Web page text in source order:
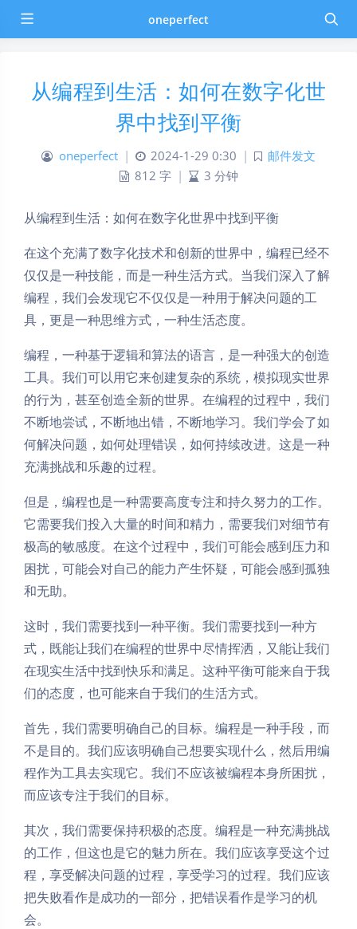
oneperfect
从编程到生活：如何在数字化世
界中找到平衡
oneperfect | 2024-1-29 0:30 |
邮件发文
812 字 | 3 分钟
从编程到生活：如何在数字化世界中找到平衡
在这个充满了数字化技术和创新的世界中，编程已经不
仅仅是一种技能，而是一种生活方式。当我们深入了解
编程，我们会发现它不仅仅是一种用于解决问题的工
具，更是一种思维方式，一种生活态度。
编程，一种基于逻辑和算法的语言，是一种强大的创造
工具。我们可以用它来创建复杂的系统，模拟现实世界
的行为，甚至创造全新的世界。在编程的过程中，我们
不断地尝试，不断地出错，不断地学习。我们学会了如
何解决问题，如何处理错误，如何持续改进。这是一种
充满挑战和乐趣的过程。
但是，编程也是一种需要高度专注和持久努力的工作。
它需要我们投入大量的时间和精力，需要我们对细节有
极高的敏感度。在这个过程中，我们可能会感到压力和
困扰，可能会对自己的能力产生怀疑，可能会感到孤独
和无助。
这时，我们需要找到一种平衡。我们需要找到一种方
式，既能让我们在编程的世界中尽情挥洒，又能让我们
在现实生活中找到快乐和满足。这种平衡可能来自于我
们的态度，也可能来自于我们的生活方式。
首先，我们需要明确自己的目标。编程是一种手段，而
不是目的。我们应该明确自己想要实现什么，然后用编
程作为工具去实现它。我们不应该被编程本身所困扰，
而应该专注于我们的目标。
其次，我们需要保持积极的态度。编程是一种充满挑战
的工作，但这也是它的魅力所在。我们应该享受这个过
程，享受解决问题的过程，享受学习的过程。我们应该
把失败看作是成功的一部分，把错误看作是学习的机
会。